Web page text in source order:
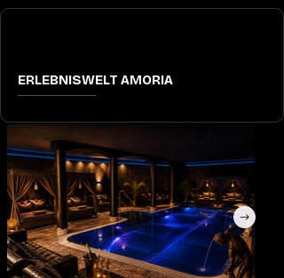
ERLEBNISWELT AMORIA